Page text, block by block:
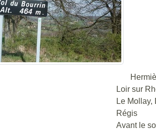
Loir sur
Le Mollay,
Régis
Avant le